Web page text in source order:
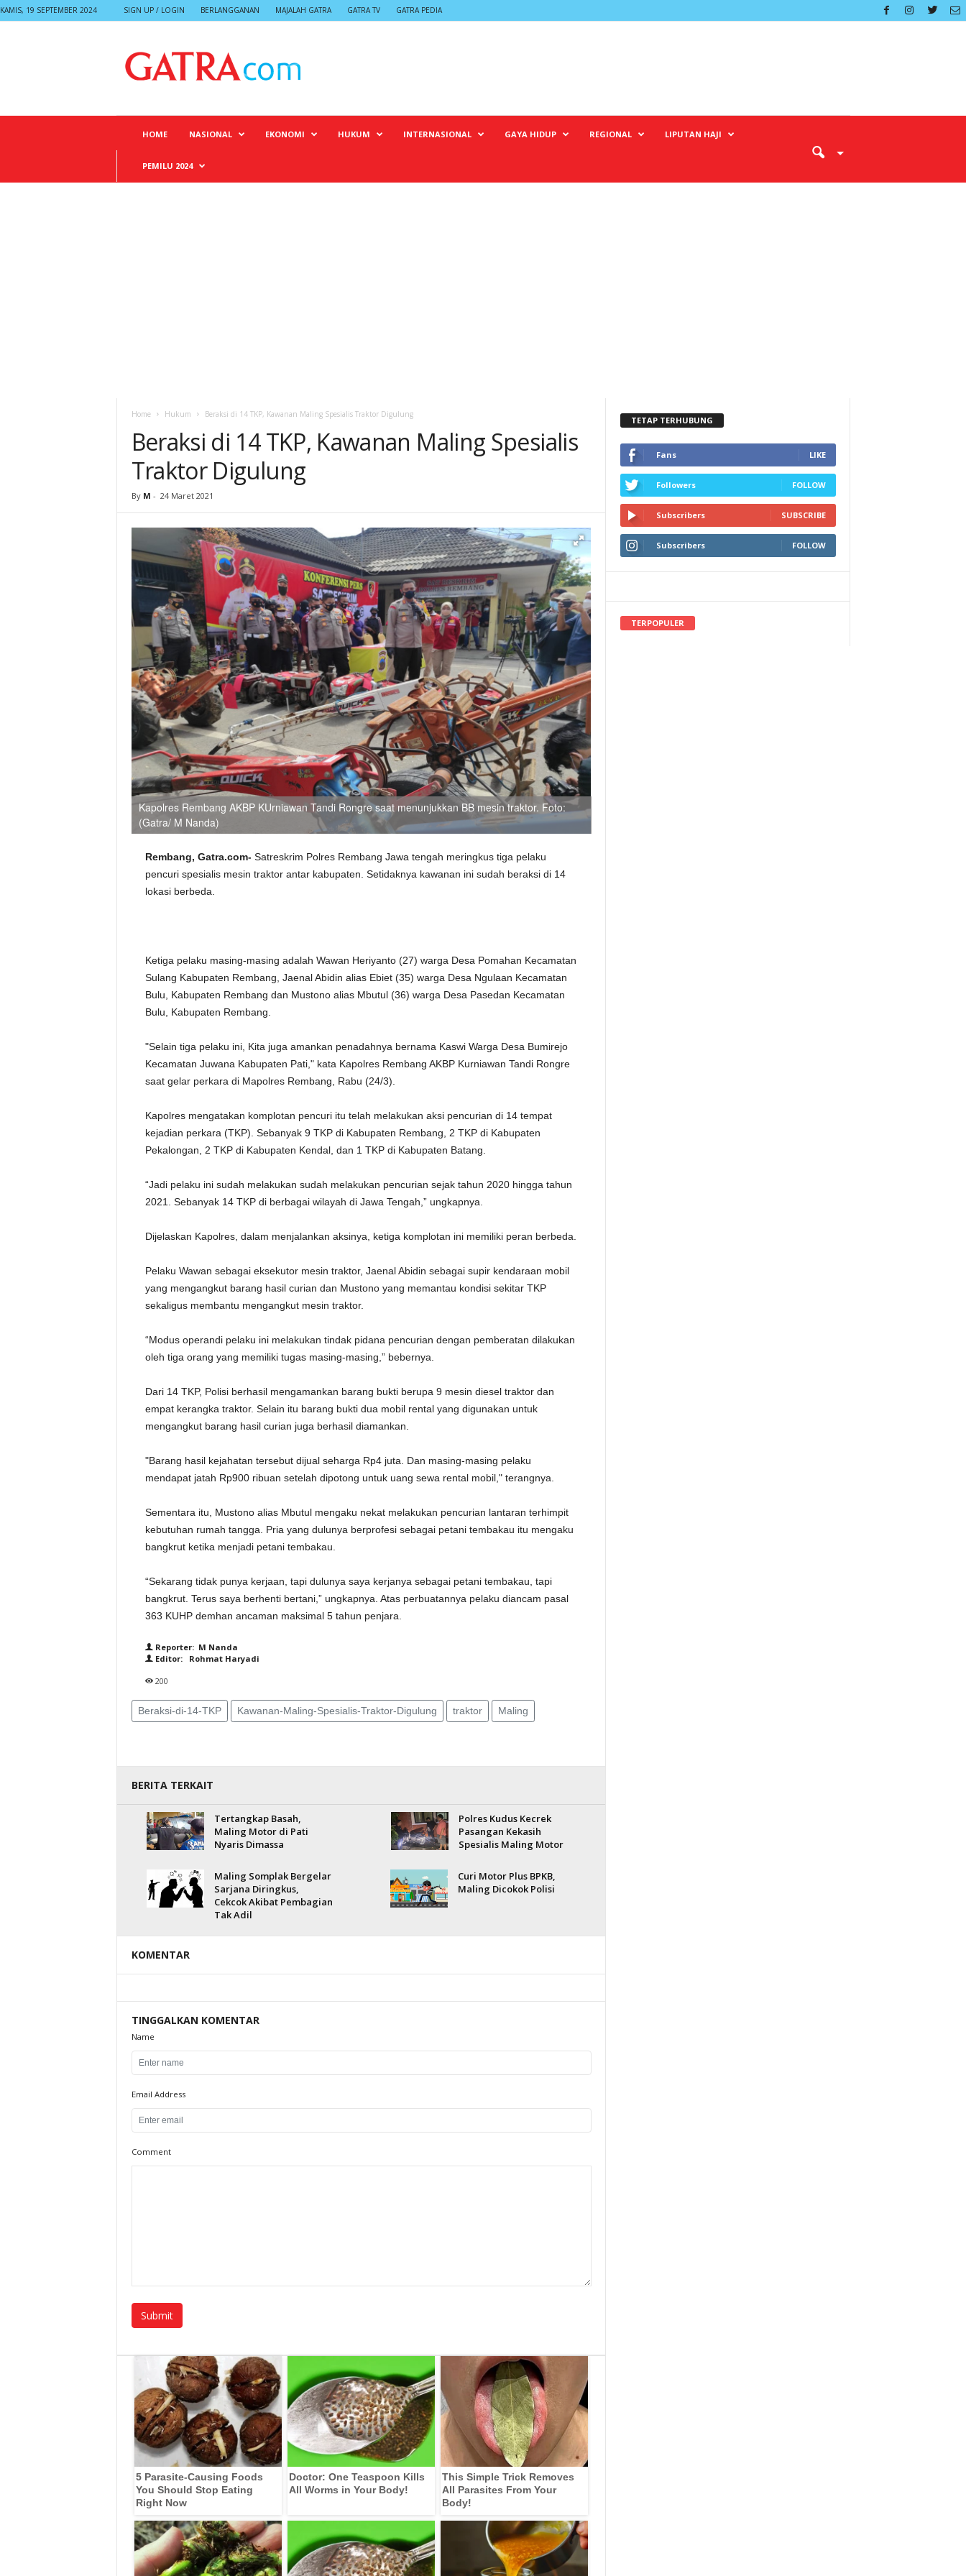
KAMIS, 19 SEPTEMBER 2024 SIGN UP / LOGIN BERLANGGANAN MAJALAH GATRA GATRA TV GATRA PEDIA
HOME NASIONAL EKONOMI HUKUM INTERNASIONAL GAYA HIDUP REGIONAL LIPUTAN HAJI
PEMILU 2024
Home Hukum Beraksi di 14 TKP, Kawanan Maling Spesialis Traktor Digulung
Beraksi di 14 TKP, Kawanan Maling Spesialis
Traktor Digulung
By M - 24 Maret 2021
Kapolres Rembang AKBP KUrniawan Tandi Rongre saat menunjukkan BB mesin traktor. Foto:
(Gatra/ M Nanda)
Rembang, Gatra.com- Satreskrim Polres Rembang Jawa tengah meringkus tiga pelaku
pencuri spesialis mesin traktor antar kabupaten. Setidaknya kawanan ini sudah beraksi di 14
lokasi berbeda.
Ketiga pelaku masing-masing adalah Wawan Heriyanto (27) warga Desa Pomahan Kecamatan
Sulang Kabupaten Rembang, Jaenal Abidin alias Ebiet (35) warga Desa Ngulaan Kecamatan
Bulu, Kabupaten Rembang dan Mustono alias Mbutul (36) warga Desa Pasedan Kecamatan
Bulu, Kabupaten Rembang.
"Selain tiga pelaku ini, Kita juga amankan penadahnya bernama Kaswi Warga Desa Bumirejo
Kecamatan Juwana Kabupaten Pati," kata Kapolres Rembang AKBP Kurniawan Tandi Rongre
saat gelar perkara di Mapolres Rembang, Rabu (24/3).
Kapolres mengatakan komplotan pencuri itu telah melakukan aksi pencurian di 14 tempat
kejadian perkara (TKP). Sebanyak 9 TKP di Kabupaten Rembang, 2 TKP di Kabupaten
Pekalongan, 2 TKP di Kabupaten Kendal, dan 1 TKP di Kabupaten Batang.
“Jadi pelaku ini sudah melakukan sudah melakukan pencurian sejak tahun 2020 hingga tahun
2021. Sebanyak 14 TKP di berbagai wilayah di Jawa Tengah,” ungkapnya.
Dijelaskan Kapolres, dalam menjalankan aksinya, ketiga komplotan ini memiliki peran berbeda.
Pelaku Wawan sebagai eksekutor mesin traktor, Jaenal Abidin sebagai supir kendaraan mobil
yang mengangkut barang hasil curian dan Mustono yang memantau kondisi sekitar TKP
sekaligus membantu mengangkut mesin traktor.
“Modus operandi pelaku ini melakukan tindak pidana pencurian dengan pemberatan dilakukan
oleh tiga orang yang memiliki tugas masing-masing,” bebernya.
Dari 14 TKP, Polisi berhasil mengamankan barang bukti berupa 9 mesin diesel traktor dan
empat kerangka traktor. Selain itu barang bukti dua mobil rental yang digunakan untuk
mengangkut barang hasil curian juga berhasil diamankan.
"Barang hasil kejahatan tersebut dijual seharga Rp4 juta. Dan masing-masing pelaku
mendapat jatah Rp900 ribuan setelah dipotong untuk uang sewa rental mobil," terangnya.
Sementara itu, Mustono alias Mbutul mengaku nekat melakukan pencurian lantaran terhimpit
kebutuhan rumah tangga. Pria yang dulunya berprofesi sebagai petani tembakau itu mengaku
bangkrut ketika menjadi petani tembakau.
“Sekarang tidak punya kerjaan, tapi dulunya saya kerjanya sebagai petani tembakau, tapi
bangkrut. Terus saya berhenti bertani,” ungkapnya. Atas perbuatannya pelaku diancam pasal
363 KUHP demhan ancaman maksimal 5 tahun penjara.
Reporter: M Nanda
Editor: Rohmat Haryadi
200
Beraksi-di-14-TKP Kawanan-Maling-Spesialis-Traktor-Digulung traktor Maling
BERITA TERKAIT
Tertangkap Basah,
Maling Motor di Pati
Nyaris Dimassa
Polres Kudus Kecrek
Pasangan Kekasih
Spesialis Maling Motor
Maling Somplak Bergelar
Sarjana Diringkus,
Cekcok Akibat Pembagian
Tak Adil
Curi Motor Plus BPKB,
Maling Dicokok Polisi
KOMENTAR
TINGGALKAN KOMENTAR
Name
Email Address
Comment
5 Parasite-Causing Foods
You Should Stop Eating
Right Now
Doctor: One Teaspoon Kills
All Worms in Your Body!
This Simple Trick Removes
All Parasites From Your
Body!
TETAP TERHUBUNG
Fans LIKE
Followers FOLLOW
Subscribers SUBSCRIBE
Subscribers FOLLOW